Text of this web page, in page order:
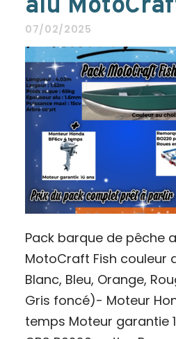
07/02/2025
Pack barque de pêche
MotoCraft Fish couleur
Blanc, Bleu, Orange,
Gris foncé)- Moteur
temps Moteur garantie